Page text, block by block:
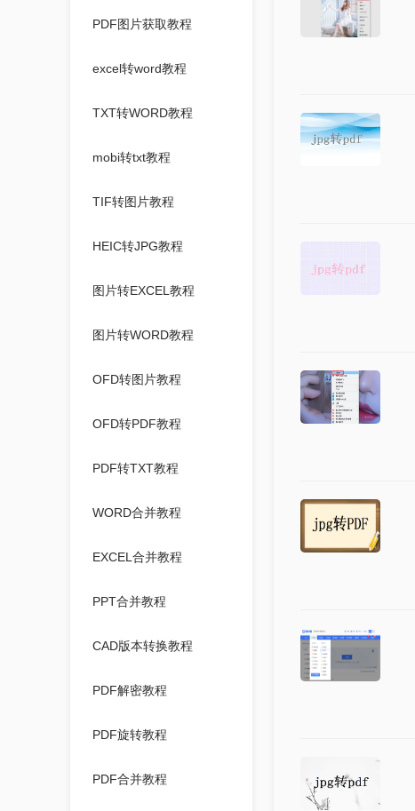
PDF图片获取教程
excel转word教程
TXT转WORD教程
mobi转txt教程
TIF转图片教程
HEIC转JPG教程
图片转EXCEL教程
图片转WORD教程
OFD转图片教程
OFD转PDF教程
PDF转TXT教程
WORD合并教程
EXCEL合并教程
PPT合并教程
CAD版本转换教程
PDF解密教程
PDF旋转教程
PDF合并教程